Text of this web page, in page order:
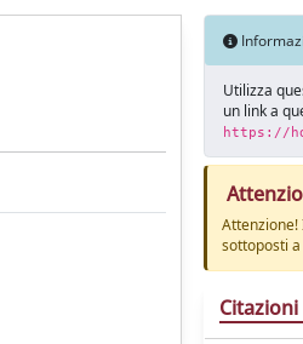
Utilizza
un link a
https://
Attenzione!
sottoposti
Citazioni